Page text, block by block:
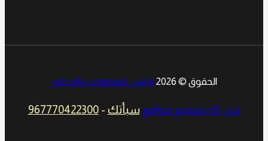
الحقوق © 2026 قياس للمقاولات والديكور
شر كة تصميم مواقع سبأتك -
967770422300